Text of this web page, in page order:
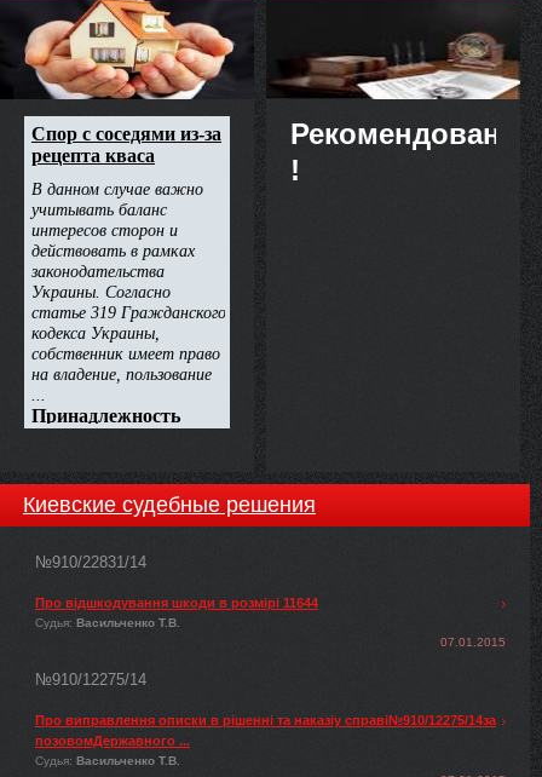
недвижимости
Рекомендовано
!
Киевские судебные решения
№910/22831/14
Про відшкодування шкоди в розмірі 11644
Судья: Васильченко Т.В.
07.01.2015
№910/12275/14
Про виправлення описки в рішенні та наказіу справі№910/12275/14за
позовомДержавного ...
Судья: Васильченко Т.В.